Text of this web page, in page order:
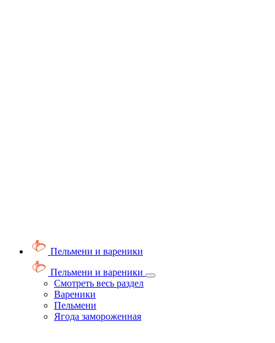
Пельмени и вареники
Пельмени и вареники
Смотреть весь раздел
Вареники
Пельмени
Ягода замороженная